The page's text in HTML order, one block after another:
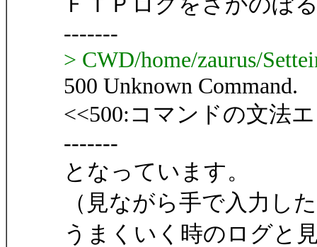
-------
> CWD/home/zaurus/
500 Unknown Command.
<<500:コマンドの文法
-------
となっています。
（見ながら手で入力し
うまくいく時のログと